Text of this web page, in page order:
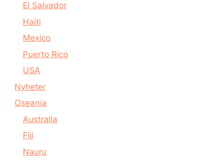
El Salvador
Haiti
Mexico
Puerto Rico
USA
Nyheter
Oseania
Australia
Fiji
Nauru